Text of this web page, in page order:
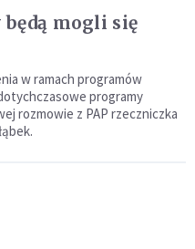
mogli się
w ramach programów
programy
rozmowie z PAP rzeczniczka